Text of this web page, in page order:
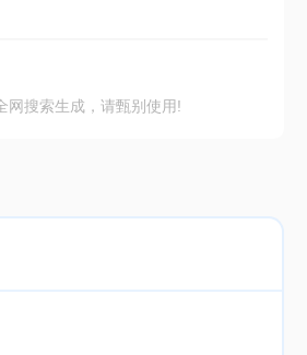
网搜索生成，请甄别使用!